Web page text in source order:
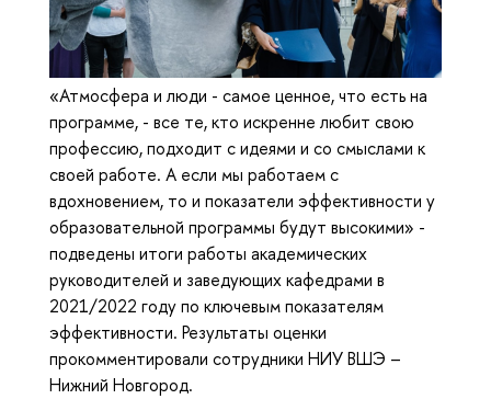
«Атмосфера и люди - самое ценное, что есть на
программе, - все те, кто искренне любит свою
профессию, подходит с идеями и со смыслами к
своей работе. А если мы работаем с
вдохновением, то и показатели эффективности у
образовательной программы будут высокими» -
подведены итоги работы академических
руководителей и заведующих кафедрами в
2021/2022 году по ключевым показателям
эффективности. Результаты оценки
прокомментировали сотрудники НИУ ВШЭ –
Нижний Новгород.